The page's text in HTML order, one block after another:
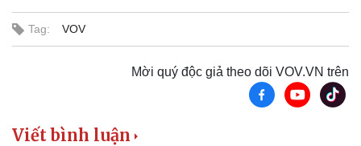
Lịch thi đấu bóng đá
Thế giới thể thao
Tag: VOV
Mời quý độc giả theo dõi VOV.VN trên
Viết bình luận